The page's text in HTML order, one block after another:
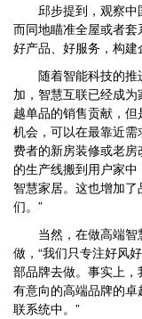
邱步提到，观察中
而同地瞄准全屋或者
好产品、好服务，构
随着智能科技的推
加，智慧互联已经成
越单品的销售贡献，
机会，可以在最靠近
费者的新房装修或老
的生产线搬到用户家
智慧家居。这也增加
们。”
当然，在做高端智
做，“我们只专注好风
部品牌去做。事实上，
有意向的高端品牌的
联系统中。”